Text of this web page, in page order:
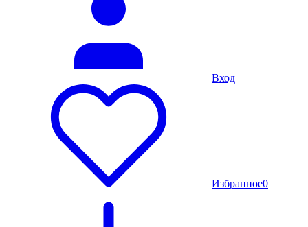
Вход
Избранное0